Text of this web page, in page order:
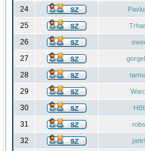
24
25
26
27
28
29
30
31
32